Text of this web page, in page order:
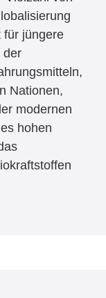
für jüngere
der
Nationen,
modernen
hohen